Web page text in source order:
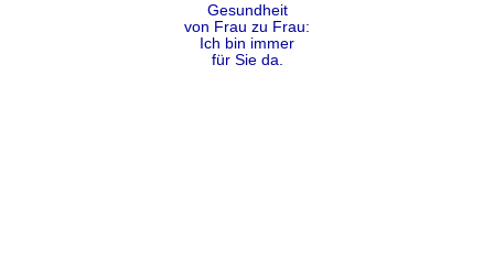
Gesundheit
von Frau zu Frau:
Ich bin immer
für Sie da.